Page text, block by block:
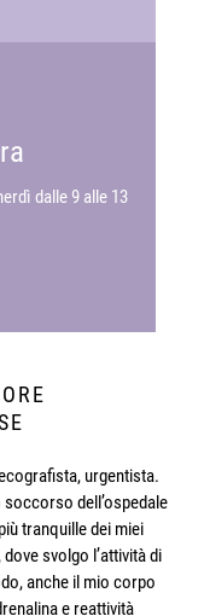
dalle 9 alle 13
urgentista.
dell’ospedale
tranquille dei miei
svolgo l’attività di
anche il mio corpo
e reattività